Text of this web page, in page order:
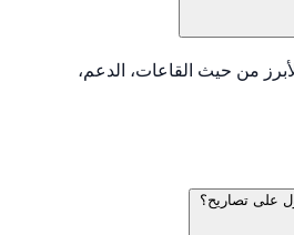
من حيث القاعات، الدعم،
على تصاريح؟